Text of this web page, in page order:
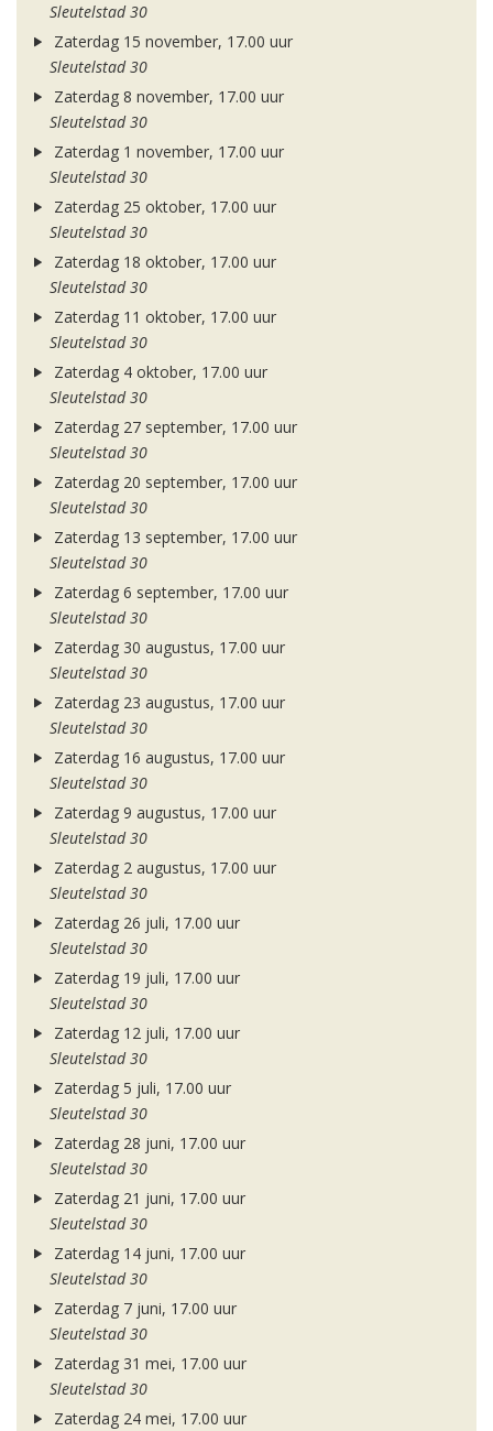
Sleutelstad 30
Zaterdag 15 november, 17.00 uur
Sleutelstad 30
Zaterdag 8 november, 17.00 uur
Sleutelstad 30
Zaterdag 1 november, 17.00 uur
Sleutelstad 30
Zaterdag 25 oktober, 17.00 uur
Sleutelstad 30
Zaterdag 18 oktober, 17.00 uur
Sleutelstad 30
Zaterdag 11 oktober, 17.00 uur
Sleutelstad 30
Zaterdag 4 oktober, 17.00 uur
Sleutelstad 30
Zaterdag 27 september, 17.00 uur
Sleutelstad 30
Zaterdag 20 september, 17.00 uur
Sleutelstad 30
Zaterdag 13 september, 17.00 uur
Sleutelstad 30
Zaterdag 6 september, 17.00 uur
Sleutelstad 30
Zaterdag 30 augustus, 17.00 uur
Sleutelstad 30
Zaterdag 23 augustus, 17.00 uur
Sleutelstad 30
Zaterdag 16 augustus, 17.00 uur
Sleutelstad 30
Zaterdag 9 augustus, 17.00 uur
Sleutelstad 30
Zaterdag 2 augustus, 17.00 uur
Sleutelstad 30
Zaterdag 26 juli, 17.00 uur
Sleutelstad 30
Zaterdag 19 juli, 17.00 uur
Sleutelstad 30
Zaterdag 12 juli, 17.00 uur
Sleutelstad 30
Zaterdag 5 juli, 17.00 uur
Sleutelstad 30
Zaterdag 28 juni, 17.00 uur
Sleutelstad 30
Zaterdag 21 juni, 17.00 uur
Sleutelstad 30
Zaterdag 14 juni, 17.00 uur
Sleutelstad 30
Zaterdag 7 juni, 17.00 uur
Sleutelstad 30
Zaterdag 31 mei, 17.00 uur
Sleutelstad 30
Zaterdag 24 mei, 17.00 uur